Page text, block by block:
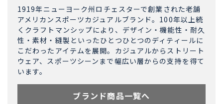
1919年ニューヨーク州ロチェスターで創業された老舗
アメリカンスポーツカジュアルブランド。100年以上続
くクラフトマンシップにより、デザイン・機能性・耐久
性・素材・縫製といったひとつひとつのディティールに
こだわったアイテムを展開。カジュアルからストリート
ウェア、スポーツシーンまで幅広い層からの支持を得て
います。
ブランド商品一覧へ